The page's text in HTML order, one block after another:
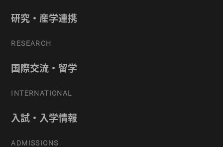
研究・産学連携
RESEARCH
国際交流・留学
INTERNATIONAL
入試・入学情報
ADMISSIONS